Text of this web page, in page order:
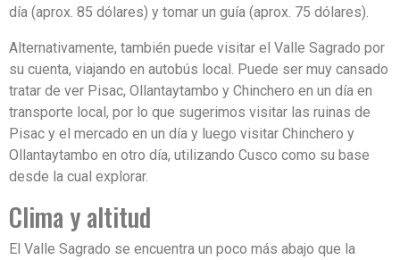
día (aprox. 85 dólares) y tomar un guía (aprox. 75 dólares).
Alternativamente, también puede visitar el Valle Sagrado por
su cuenta, viajando en autobús local. Puede ser muy cansado
tratar de ver Pisac, Ollantaytambo y Chinchero en un día en
transporte local, por lo que sugerimos visitar las ruinas de
Pisac y el mercado en un día y luego visitar Chinchero y
Ollantaytambo en otro día, utilizando Cusco como su base
desde la cual explorar.
Clima y altitud
El Valle Sagrado se encuentra un poco más abajo que la